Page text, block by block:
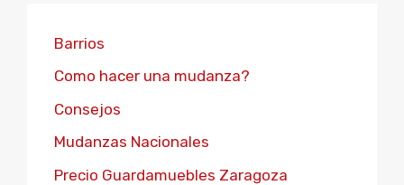
Barrios
Como hacer una mudanza?
Consejos
Mudanzas Nacionales
Precio Guardamuebles Zaragoza